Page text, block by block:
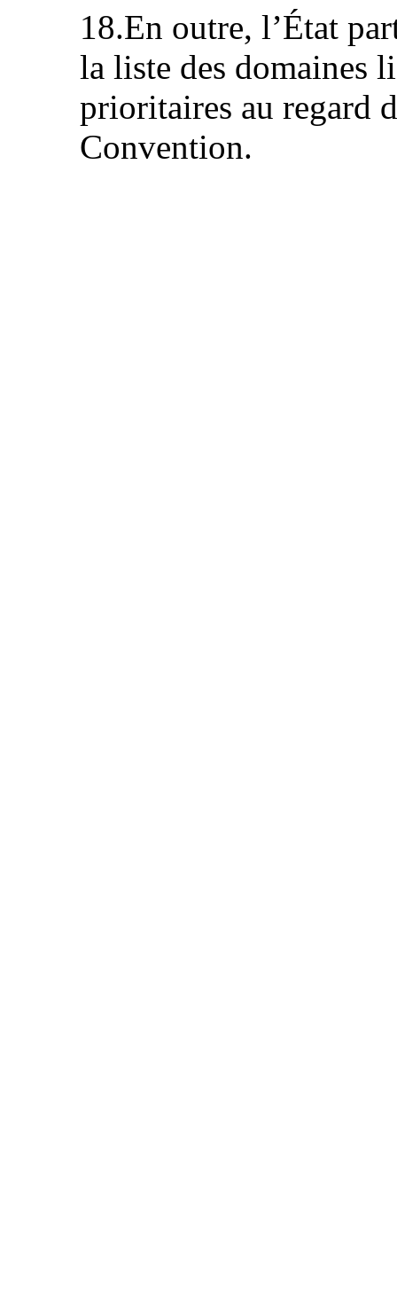
18.En outre, l’État
la liste des domaines
prioritaires au regard
Convention.